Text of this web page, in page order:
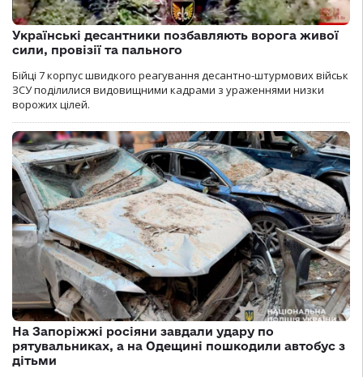
Українські десантники позбавляють ворога живої
сили, провізії та пального
Бійці 7 корпус швидкого реагування десантно-штурмових військ
ЗСУ поділилися видовищними кадрами з ураженнями низки
ворожих цілей.
На Запоріжжі росіяни завдали удару по
рятувальниках, а на Одещині пошкодили автобус з
дітьми